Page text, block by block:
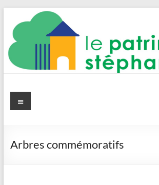
contenu
Le Patrimoine stéphanois
Menu
Arbres commémoratifs